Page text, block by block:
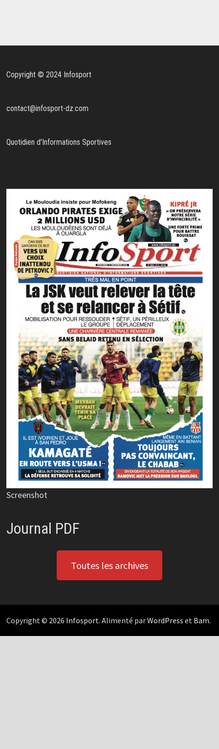
Copyright © 2024 Infosport
contact@infosport-dz.com
Quotidien d'Informations Sportives
Screenshot
Journal PDF
Toutes les archives
Copyright © 2026 Infosport. Alimenté parWordPress et Bam.